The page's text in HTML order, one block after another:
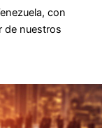
con
de nuestros